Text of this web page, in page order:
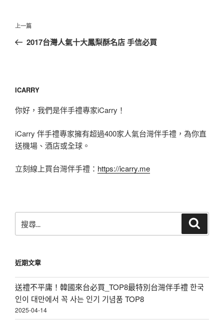
文
導
上
一
上一篇
2017台灣人氣十大鳳梨酥名店 手信必買
ICARRY
你好，我們是伴手禮專家iCarry！
iCarry 伴手禮專家擁有超過400家人氣台灣伴手禮，為你直
送機場、酒店或全球。
立刻線上買台灣伴手禮： https://icarry.me
尋
字:
近期文章
送禮不平庸！韓國來台必買_TOP8最特別台灣伴手禮 한국
인이 대만에서 꼭 사는 인기 기념품 TOP8
2025-04-14